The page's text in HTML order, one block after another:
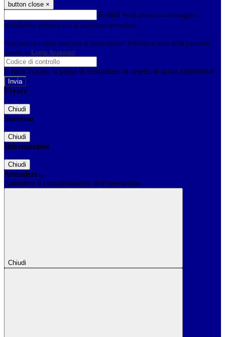
button close ×
E-mail Verrà inviato un messaggio
all'indirizzo indicato con le istruzioni necessarie.
Non hai una e-mail associata al nome utente? Effettua il reset della password
tramite la Login Spaggiari
E-mail inviata, si prega di controllare la casella di posta elettronica!
Errore
Chiudi
Successo
Chiudi
Informazione
Chiudi
Attendere...
Attendere il completamento dell'operazione...
Chiudi